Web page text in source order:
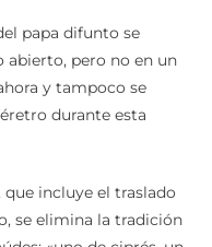
papa difunto se
abierto, pero no en un
y tampoco se
durante esta
incluye el traslado
se elimina la tradición